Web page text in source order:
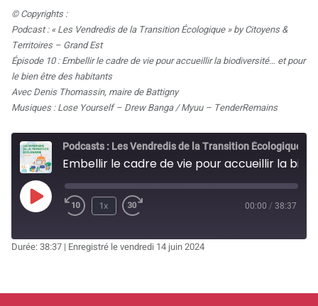
© Copyrights :
Podcast : « Les Vendredis de la Transition Écologique » by Citoyens &
Territoires – Grand Est
Épisode 10 : Embellir le cadre de vie pour accueillir la biodiversité… et pour
le bien être des habitants
Avec Denis Thomassin, maire de Battigny
Musiques : Lose Yourself – Drew Banga / Myuu – TenderRemains
Podcasts : Les Vendredis de la Transition Écologique
Play
Rewind
10
1x
Forward
00:00 / 38:37
Durée: 38:37 | Enregistré le vendredi 14 juin 2024